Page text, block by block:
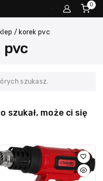
0
/ korek pvc
pvc
szukasz.
szukał, może ci się